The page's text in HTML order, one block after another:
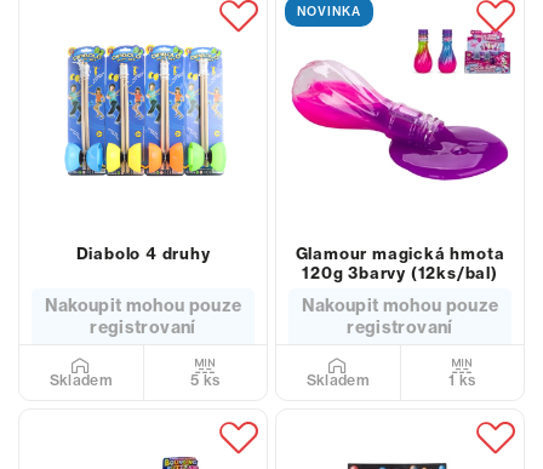
Diabolo 4 druhy
Nakoupit mohou pouze
registrovaní
Skladem 5 ks
NOVINKA
Glamour magická hmota
120g 3barvy (12ks/bal)
Nakoupit mohou pouze
registrovaní
Skladem 1 ks